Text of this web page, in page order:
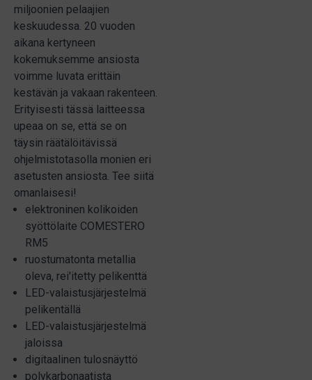
miljoonien pelaajien
keskuudessa. 20 vuoden
aikana kertyneen
kokemuksemme ansiosta
voimme luvata erittäin
kestävän ja vakaan rakenteen.
Erityisesti tässä laitteessa
upeaa on se, että se on
täysin räätälöitävissä
ohjelmistotasolla monien eri
asetusten ansiosta. Tee siitä
omanlaisesi!
elektroninen kolikoiden
syöttölaite COMESTERO
RM5
ruostumatonta metallia
oleva, rei'itetty pelikenttä
LED-valaistusjärjestelmä
pelikentällä
LED-valaistusjärjestelmä
jaloissa
digitaalinen tulosnäyttö
polykarbonaatista